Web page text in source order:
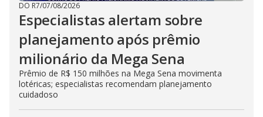
DO R7/07/08/2026
Especialistas alertam sobre
planejamento após prêmio
milionário da Mega Sena
Prêmio de R$ 150 milhões na Mega Sena movimenta
lotéricas; especialistas recomendam planejamento
cuidadoso